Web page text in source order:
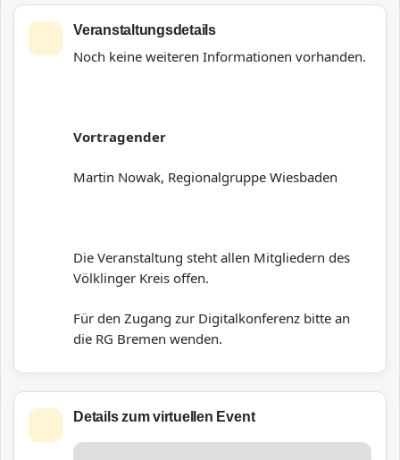
Veranstaltungsdetails
Noch keine weiteren Informationen vorhanden.
Vortragender
Martin Nowak, Regionalgruppe Wiesbaden
Die Veranstaltung steht allen Mitgliedern des
Völklinger Kreis offen.
Für den Zugang zur Digitalkonferenz bitte an
die RG Bremen wenden.
Details zum virtuellen Event